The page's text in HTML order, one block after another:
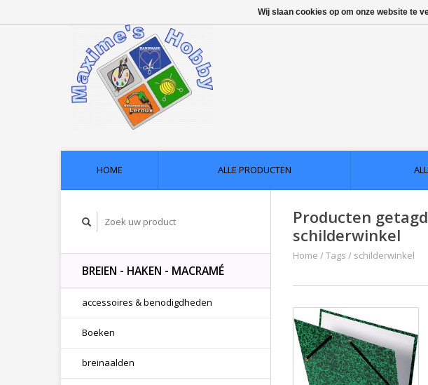
HOME ALLE PRODUCTEN
BREIEN - HAKEN - MACRAMÉ
accessoires & benodigdheden
Boeken
breinaalden
Producten
schilderwinkel
Home /Tags / schilderwinkel
Wij slaan cookies op om onze website te